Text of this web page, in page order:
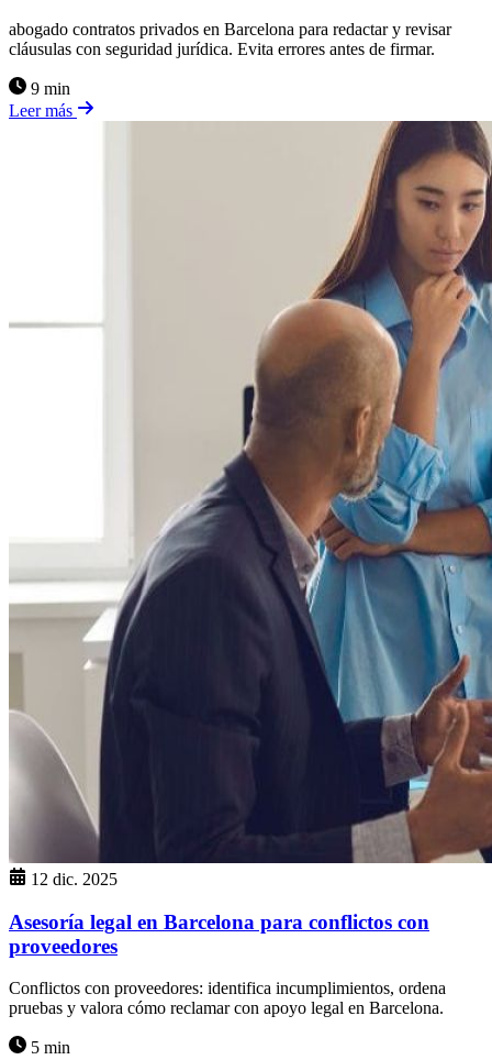
abogado contratos privados en Barcelona para redactar y revisar
cláusulas con seguridad jurídica. Evita errores antes de firmar.
9 min
Leer más
12 dic. 2025
Asesoría legal en Barcelona para conflictos con
proveedores
Conflictos con proveedores: identifica incumplimientos, ordena
pruebas y valora cómo reclamar con apoyo legal en Barcelona.
5 min